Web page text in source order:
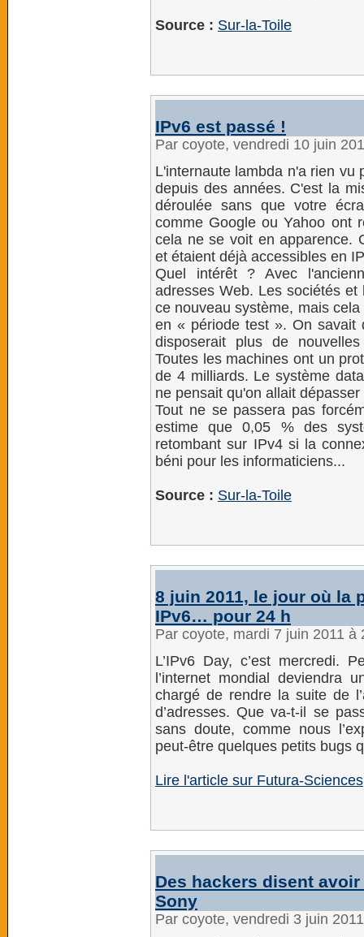
Source : Sur-la-Toile
IPv6 est passé !
Par coyote, vendredi 10 juin
L'internaute lambda n'a rien vu
depuis des années. C'est la
déroulée sans que votre
comme Google ou Yahoo ont
cela ne se voit en apparence.
et étaient déjà accessibles en
Quel intérêt ? Avec
adresses Web. Les sociétés
ce nouveau système, mais
en « période test ». On savait
disposerait plus de
Toutes les machines ont un
de 4 milliards. Le système
ne pensait qu'on allait
Tout ne se passera pas
estime que 0,05 % des
retombant sur IPv4 si la
béni pour les informaticiens...
Source : Sur-la-Toile
8 juin 2011, le jour où la
IPv6… pour 24 h
Par coyote, mardi 7 juin 2011 à
L’IPv6 Day, c’est mercredi.
l’internet mondial deviendra
chargé de rendre la suite de
d’adresses. Que va-t-il se
sans doute, comme nous
peut-être quelques petits bugs
Lire l'article sur Futura-Sciences
Des hackers disent
Sony
Par coyote, vendredi 3 juin